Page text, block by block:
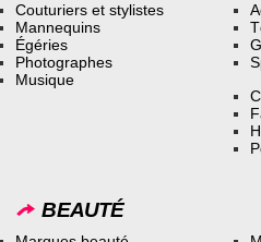
Couturiers et stylistes
Mannequins
Égéries
Photographes
Musique
BEAUTÉ